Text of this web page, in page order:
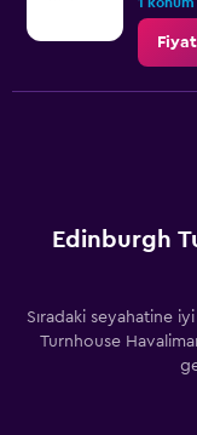
Edinburgh
Sıradaki seyahatine
Turnhouse